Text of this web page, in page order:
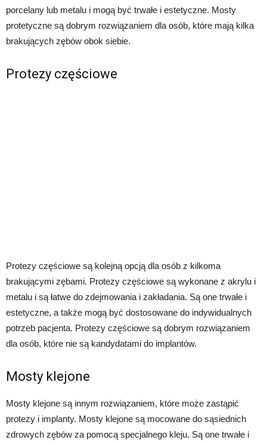
porcelany lub metalu i mogą być trwałe i estetyczne. Mosty
protetyczne są dobrym rozwiązaniem dla osób, które mają kilka
brakujących zębów obok siebie.
Protezy częściowe
Protezy częściowe są kolejną opcją dla osób z kilkoma
brakującymi zębami. Protezy częściowe są wykonane z akrylu i
metalu i są łatwe do zdejmowania i zakładania. Są one trwałe i
estetyczne, a także mogą być dostosowane do indywidualnych
potrzeb pacjenta. Protezy częściowe są dobrym rozwiązaniem
dla osób, które nie są kandydatami do implantów.
Mosty klejone
Mosty klejone są innym rozwiązaniem, które może zastąpić
protezy i implanty. Mosty klejone są mocowane do sąsiednich
zdrowych zębów za pomocą specjalnego kleju. Są one trwałe i